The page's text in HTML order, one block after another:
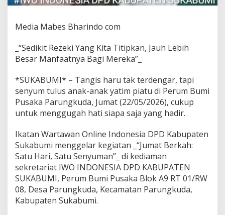
k
e
b
a
d
a
n
D
o
a
t
u
r
P
e
d
Media Mabes Bharindo com
_“Sedikit Rezeki Yang Kita Titipkan, Jauh Lebih
Besar Manfaatnya Bagi Mereka”_
*SUKABUMI* – Tangis haru tak terdengar, tapi
senyum tulus anak-anak yatim piatu di Perum Bumi
Pusaka Parungkuda, Jumat (22/05/2026), cukup
untuk menggugah hati siapa saja yang hadir.
Ikatan Wartawan Online Indonesia DPD Kabupaten
Sukabumi menggelar kegiatan _“Jumat Berkah:
Satu Hari, Satu Senyuman”_ di kediaman
sekretariat IWO INDONESIA DPD KABUPATEN
SUKABUMI, Perum Bumi Pusaka Blok A9 RT 01/RW
08, Desa Parungkuda, Kecamatan Parungkuda,
Kabupaten Sukabumi.